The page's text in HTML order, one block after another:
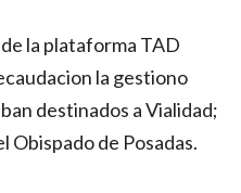
la plataforma TAD
la gestiono
destinados a Vialidad;
Obispado de Posadas.